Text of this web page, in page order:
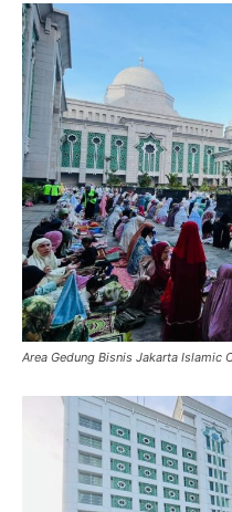
Area Gedung Bisnis Jakarta Islamic